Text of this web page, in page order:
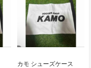
カモ シューズケース